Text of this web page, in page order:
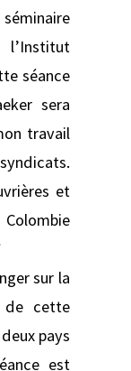
séance
sera
travail
et
sur la
de cette
pays
est